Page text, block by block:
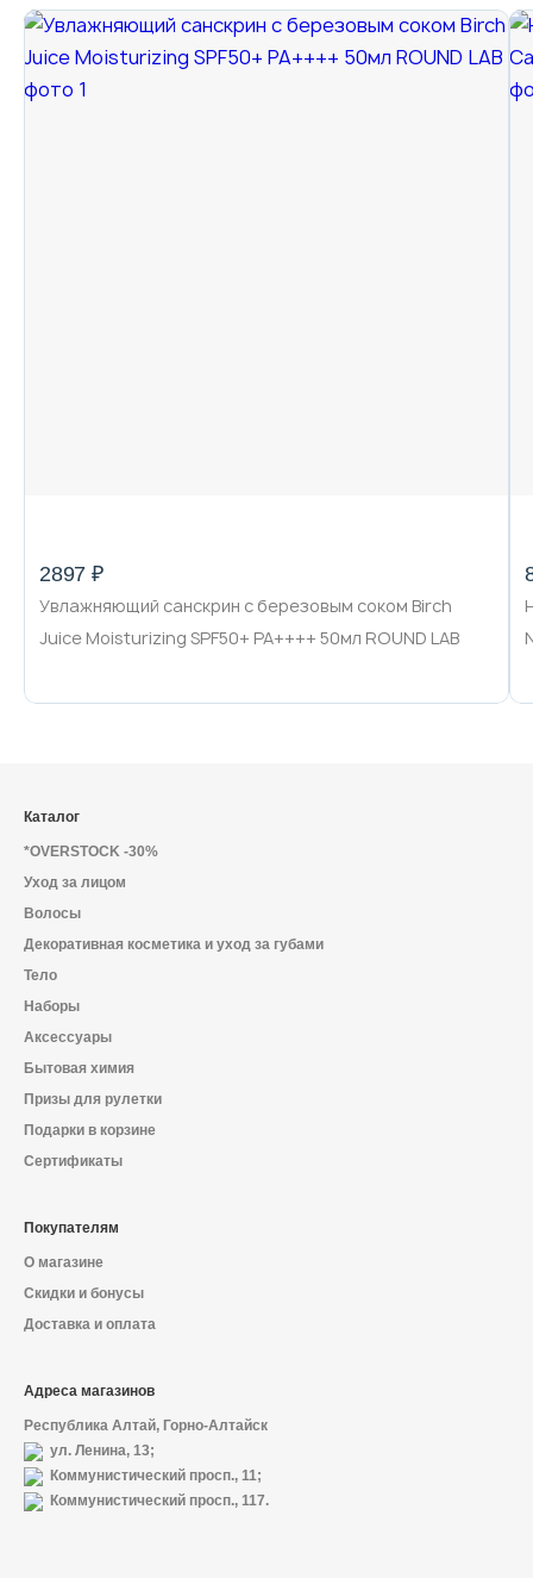
2897 ₽
Увлажняющий санскрин с березовым соком Birch
Juice Moisturizing SPF50+ PA++++ 50мл ROUND LAB
Каталог
*OVERSTOCK -30%
Уход за лицом
Волосы
Декоративная косметика и уход за губами
Тело
Наборы
Аксессуары
Бытовая химия
Призы для рулетки
Подарки в корзине
Сертификаты
Покупателям
О магазине
Скидки и бонусы
Доставка и оплата
Адреса магазинов
Республика Алтай, Горно-Алтайск
ул. Ленина, 13;
Коммунистический просп., 11;
Коммунистический просп., 117.